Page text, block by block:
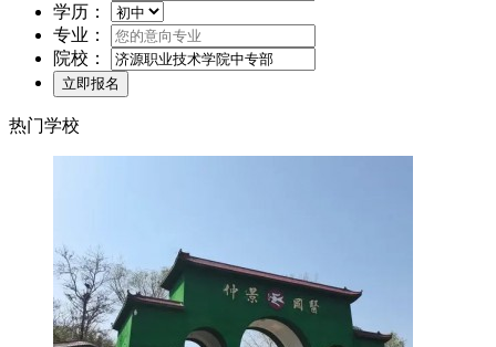
学历：
专业：
院校：
热门学校